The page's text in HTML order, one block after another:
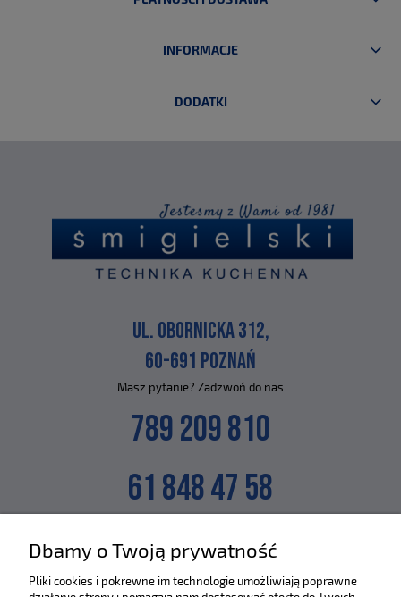
INFORMACJE
DODATKI
UL. OBORNICKA 312,
60-691 POZNAŃ
Masz pytanie? Zadzwoń do nas
789 209 810
61 848 47 58
SKLEP@ZLEWOZMYWAKI.PL
Dbamy o Twoją prywatność
Pliki cookies i pokrewne im technologie umożliwiają poprawne